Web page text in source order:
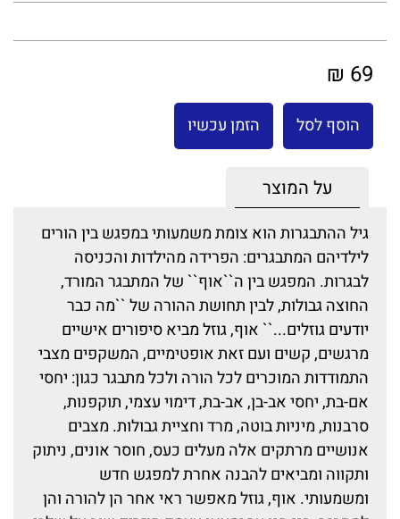
69 ₪
הוסף לסל הזמן עכשיו
על המוצר
גיל ההתבגרות הוא צומת משמעותי במפגש בין הורים
לילדיהם המתבגרים: הפרידה מהילדות והכניסה
לבגרות. המפגש בין ה``אוף`` של המתבגר המורד,
החוצה גבולות, לבין תחושת ההורה של ``מה כבר
יודעים גוזלים...`` אוף, גוזל מביא סיפורים אישיים
מרגשים, קשים ועם זאת אופטימיים, המשקפים מצבי
התמודדות המוכרים לכל הורה ולכל מתבגר כגון: יחסי
אם-בת, יחסי אב-בן, אב-בת, דימוי עצמי, תוקפנות,
סרבנות, מיניות בוטה, מרד וחציית גבולות. מצבים
אנושיים מרתקים אלה מעלים כעס, חוסר אונים, ניתוק
ותקווה ומביאים להבנה אחרת למפגש חדש
ומשמעותי. אוף, גוזל מאפשר ראי אחר הן להורה והן